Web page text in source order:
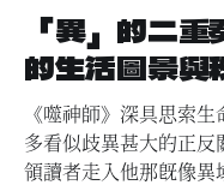
「異」的二重
的生活圖景與
《噬神師》深具思索
多看似歧異甚大的正反
領讀者走入他那既像異